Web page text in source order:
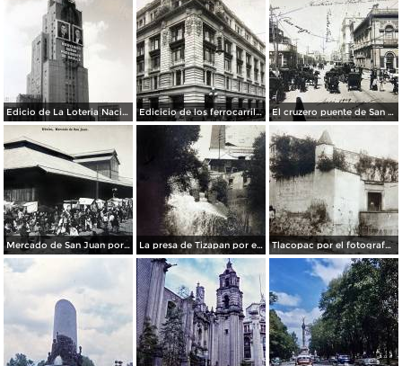
Edicio de La Loteria Nacional Ciudad de México Abril de 1964 Edicicio de los ferrocarriles. El cruzero puente de San Francisco y Guardiola por el fotografo Felix Miret.
Mercado de San Juan por el fotografo Felix Miret La presa de Tizapan por el fotografo Fernando Kososky. ( Circulada el 22 de Diembre de 1910 ). Tlacopac por el fotografo Hugo Brehme.